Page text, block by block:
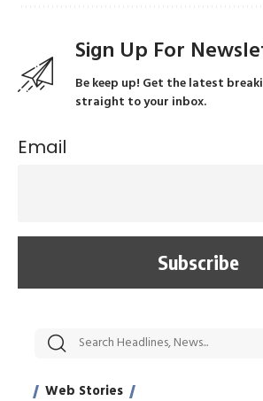
Sign Up For
Be keep up! Get the latest
straight to your inbox.
Email
Web Stories
सट्टेबाजी में अरेस्ट हुए
साहिल खान
रोज